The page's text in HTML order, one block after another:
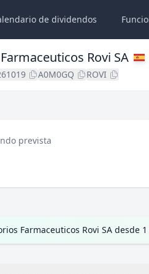
de dividendos
Rovi SA
A0M0GQ ROVI
prevista
Farmaceuticos Rovi SA